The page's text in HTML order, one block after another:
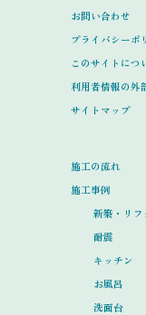
お問い合わせ
プライバシーポ
このサイトにつ
利用者情報の外
サイトマップ
施工の流れ
施工事例
新築・リフ
耐震
キッチン
お風呂
洗面台